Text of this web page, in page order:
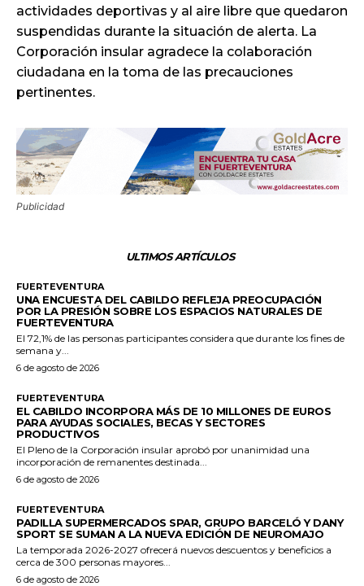
actividades deportivas y al aire libre que quedaron
suspendidas durante la situación de alerta. La
Corporación insular agradece la colaboración
ciudadana en la toma de las precauciones
pertinentes.
Publicidad
ULTIMOS ARTÍCULOS
FUERTEVENTURA
UNA ENCUESTA DEL CABILDO REFLEJA PREOCUPACIÓN
POR LA PRESIÓN SOBRE LOS ESPACIOS NATURALES DE
FUERTEVENTURA
El 72,1% de las personas participantes considera que durante los fines de
semana y...
6 de agosto de 2026
FUERTEVENTURA
EL CABILDO INCORPORA MÁS DE 10 MILLONES DE EUROS
PARA AYUDAS SOCIALES, BECAS Y SECTORES
PRODUCTIVOS
El Pleno de la Corporación insular aprobó por unanimidad una
incorporación de remanentes destinada...
6 de agosto de 2026
FUERTEVENTURA
PADILLA SUPERMERCADOS SPAR, GRUPO BARCELÓ Y DANY
SPORT SE SUMAN A LA NUEVA EDICIÓN DE NEUROMAJO
La temporada 2026-2027 ofrecerá nuevos descuentos y beneficios a
cerca de 300 personas mayores...
6 de agosto de 2026